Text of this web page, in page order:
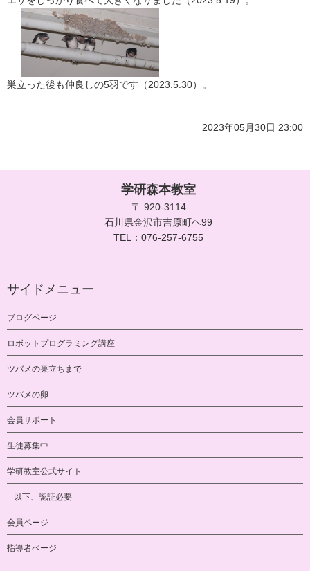
巣立った後も仲良しの5羽です（2023.5.30）。
2023年05月30日 23:00
学研森本教室
〒 920-3114
石川県金沢市吉原町ヘ99
TEL：076-257-6755
サイドメニュー
ブログページ
ロボットプログラミング講座
ツバメの巣立ちまで
ツバメの卵
会員サポート
生徒募集中
学研教室公式サイト
= 以下、認証必要 =
会員ページ
指導者ページ